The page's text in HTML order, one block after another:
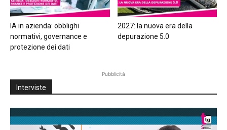
IA in azienda: obblighi
normativi, governance e
protezione dei dati
2027: la nuova era della
depurazione 5.0
Pubblicità
Interviste